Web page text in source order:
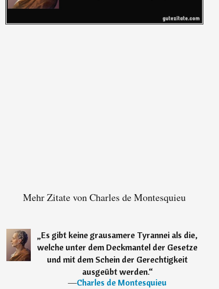
Mehr Zitate von Charles de Montesquieu
„Es gibt keine grausamere Tyrannei als die,
welche unter dem Deckmantel der Gesetze
und mit dem Schein der Gerechtigkeit
ausgeübt werden.“
―Charles de Montesquieu